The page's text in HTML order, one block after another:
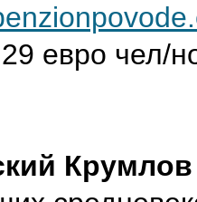
евро чел/
Крумлов